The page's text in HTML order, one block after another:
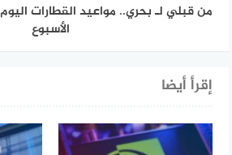
الأسبوع
إقرأ أيضا